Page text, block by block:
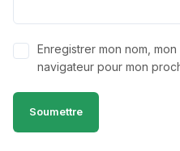
Enregistrer mon nom,
navigateur pour mon